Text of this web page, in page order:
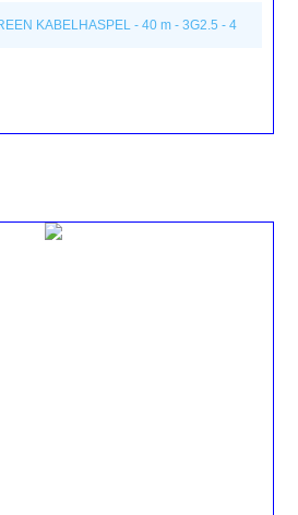
KABELHASPEL - 40 m - 3G2.5 - 4